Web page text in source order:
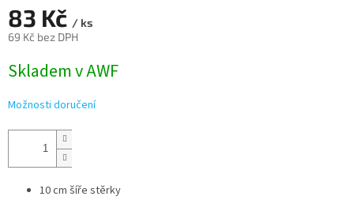
83 Kč / ks
69 Kč bez DPH
cena:
Skladem v AWF
Možnosti doručení
10 cm šíře stěrky